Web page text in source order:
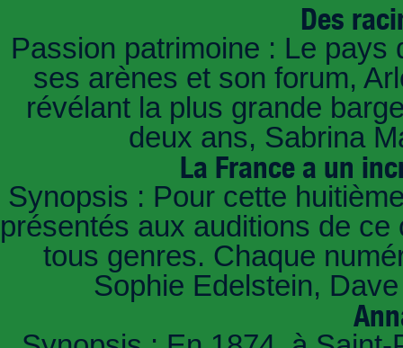
Des
Passion patrimoine : Le pays
ses arènes et son forum,
révélant la plus grande
deux ans, Sabrina
La France a un
Synopsis : Pour cette
présentés aux auditions de
tous genres. Chaque
Sophie Edelstein,